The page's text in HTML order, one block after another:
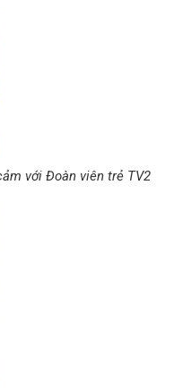
với Đoàn viên trẻ TV2